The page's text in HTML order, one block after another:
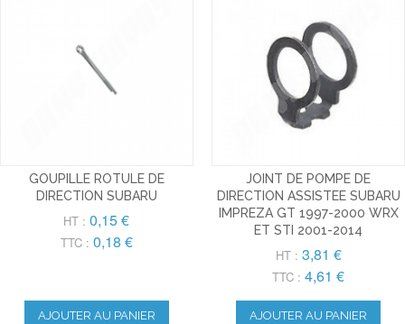
GOUPILLE ROTULE DE
DIRECTION SUBARU
HT : 0,15 €
TTC : 0,18 €
AJOUTER AU PANIER
JOINT DE POMPE DE
DIRECTION ASSISTEE SUBARU
IMPREZA GT 1997-2000 WRX
ET STI 2001-2014
HT : 3,81 €
TTC : 4,61 €
AJOUTER AU PANIER